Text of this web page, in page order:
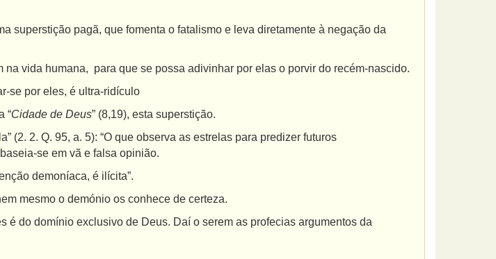
pagã, que fomenta o fatalismo e leva diretamente à negação da
vida humana, para que se possa adivinhar por elas o porvir do recém-nascido.
por eles, é ultra-ridículo
“Cidade de Deus” (8,19), esta superstição.
2. Q. 95, a. 5): “O que observa as estrelas para predizer futuros
se em vã e falsa opinião.
demoníaca, é ilícita”.
mesmo o demónio os conhece de certeza.
domínio exclusivo de Deus. Daí o serem as profecias argumentos da